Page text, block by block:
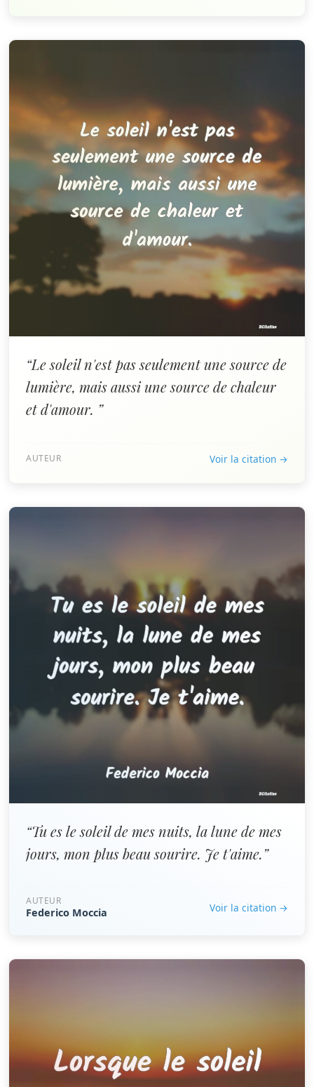
“Le soleil n'est pas seulement une source de
lumière, mais aussi une source de chaleur
et d'amour. ”
AUTEUR Voir la citation →
“Tu es le soleil de mes nuits, la lune de mes
jours, mon plus beau sourire. Je t'aime.”
AUTEUR
Federico Moccia Voir la citation →